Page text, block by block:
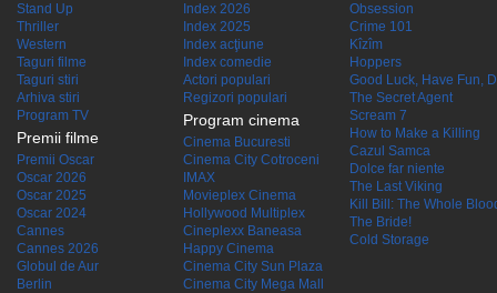
Stand Up
Thriller
Western
Taguri filme
Taguri stiri
Arhiva stiri
Program TV
Premii filme
Premii Oscar
Oscar 2026
Oscar 2025
Oscar 2024
Cannes
Cannes 2026
Globul de Aur
Berlin
Index 2026
Index 2025
Index acţiune
Index comedie
Actori populari
Regizori populari
Program cinema
Cinema Bucuresti
Cinema City Cotroceni
IMAX
Movieplex Cinema
Hollywood Multiplex
Cineplexx Baneasa
Happy Cinema
Cinema City Sun Plaza
Cinema City Mega Mall
Obsession
Crime 101
Kîzîm
Hoppers
Good Luck, Have Fun,
The Secret Agent
Scream 7
How to Make a Killing
Cazul Samca
Dolce far niente
The Last Viking
Kill Bill: The Whole
The Bride!
Cold Storage